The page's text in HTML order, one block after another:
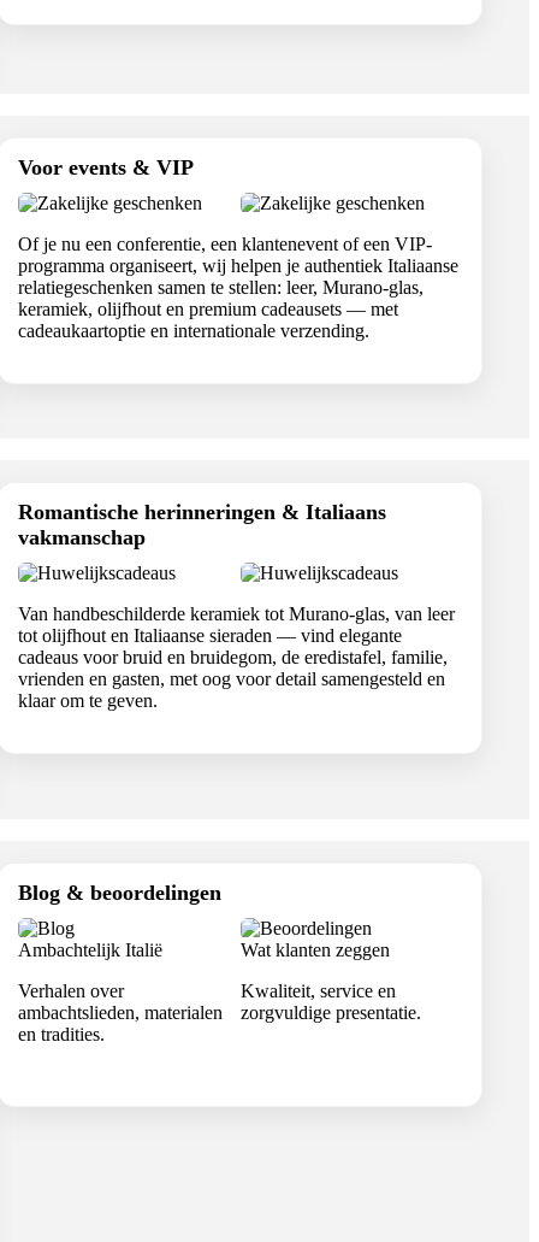
Voor events & VIP
Of je nu een conferentie, een klantenevent of een VIP-
programma organiseert, wij helpen je authentiek Italiaanse
relatiegeschenken samen te stellen: leer, Murano-glas,
keramiek, olijfhout en premium cadeausets — met
cadeaukaartoptie en internationale verzending.
Romantische herinneringen & Italiaans
vakmanschap
Van handbeschilderde keramiek tot Murano-glas, van leer
tot olijfhout en Italiaanse sieraden — vind elegante
cadeaus voor bruid en bruidegom, de eredistafel, familie,
vrienden en gasten, met oog voor detail samengesteld en
klaar om te geven.
Blog & beoordelingen
Ambachtelijk Italië
Verhalen over
ambachtslieden, materialen
en tradities.
Wat klanten zeggen
Kwaliteit, service en
zorgvuldige presentatie.